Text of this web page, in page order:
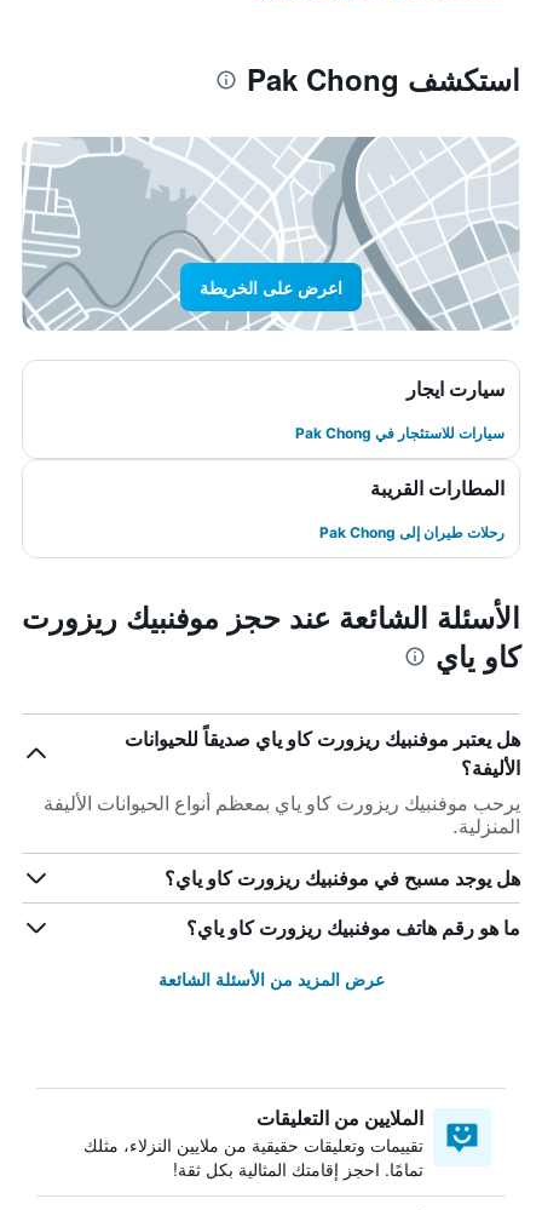
استكشف Pak Chong
اعرض على الخريطة
سيارت ايجار
سيارات للاستئجار في Pak Chong
المطارات القريبة
رحلات طيران إلى Pak Chong
الأسئلة الشائعة عند حجز موفنبيك ريزورت
كاو ياي
هل يعتبر موفنبيك ريزورت كاو ياي صديقاً للحيوانات
الأليفة؟
يرحب موفنبيك ريزورت كاو ياي بمعظم أنواع الحيوانات الأليفة
المنزلية.
هل يوجد مسبح في موفنبيك ريزورت كاو ياي؟
ما هو رقم هاتف موفنبيك ريزورت كاو ياي؟
عرض المزيد من الأسئلة الشائعة
الملايين من التعليقات
تقييمات وتعليقات حقيقية من ملايين النزلاء، مثلك
تمامًا. احجز إقامتك المثالية بكل ثقة!